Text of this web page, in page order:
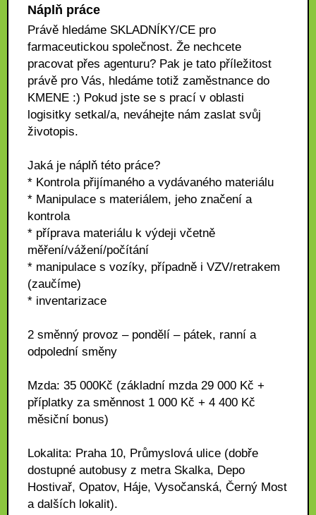
Náplň práce
Právě hledáme SKLADNÍKY/CE pro
farmaceutickou společnost. Že nechcete
pracovat přes agenturu? Pak je tato příležitost
právě pro Vás, hledáme totiž zaměstnance do
KMENE :) Pokud jste se s prací v oblasti
logisitky setkal/a, neváhejte nám zaslat svůj
životopis.
Jaká je náplň této práce?
* Kontrola přijímaného a vydávaného materiálu
* Manipulace s materiálem, jeho značení a
kontrola
* příprava materiálu k výdeji včetně
měření/vážení/počítání
* manipulace s vozíky, případně i VZV/retrakem
(zaučíme)
* inventarizace
2 směnný provoz – pondělí – pátek, ranní a
odpolední směny
Mzda: 35 000Kč (základní mzda 29 000 Kč +
příplatky za směnnost 1 000 Kč + 4 400 Kč
měsiční bonus)
Lokalita: Praha 10, Průmyslová ulice (dobře
dostupné autobusy z metra Skalka, Depo
Hostivař, Opatov, Háje, Vysočanská, Černý Most
a dalších lokalit).